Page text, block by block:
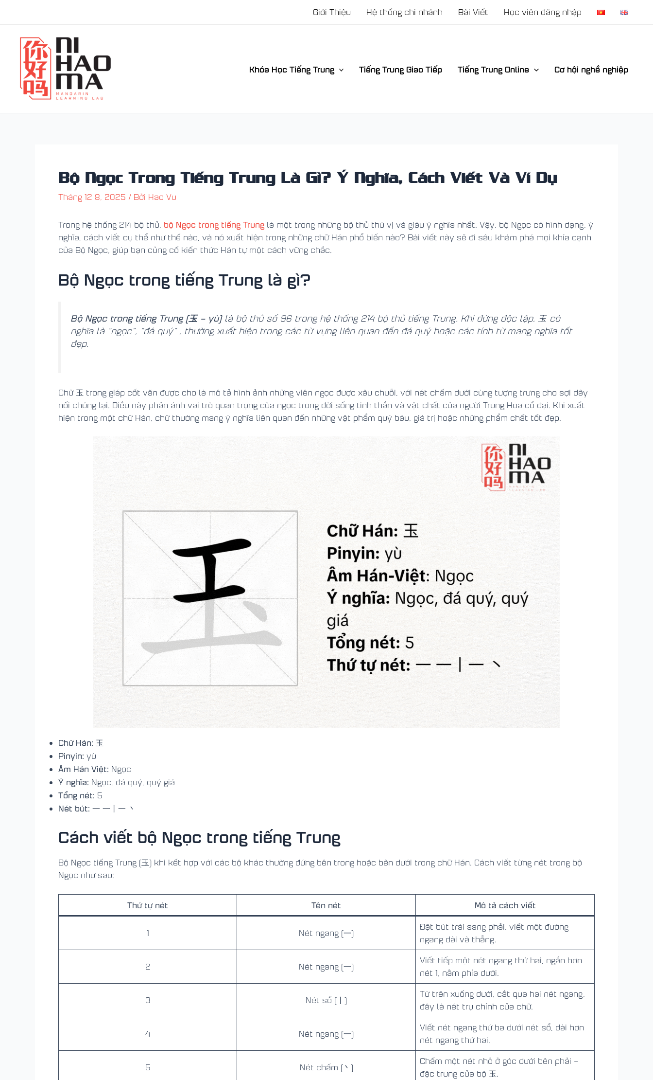
Giới Thiệu Hệ thống chi nhánh Bài Viết Học viên đăng nhập
Khóa Học Tiếng Trung Tiếng Trung Giao Tiếp Tiếng Trung Online Cơ hội nghề nghiệp
Bộ Ngọc Trong Tiếng Trung Là Gì? Ý Nghĩa, Cách Viết Và Ví Dụ
Tháng 12 8, 2025 / Bởi Hao Vu
Trong hệ thống 214 bộ thủ, bộ Ngọc trong tiếng Trung là một trong những bộ thủ thú vị và giàu ý nghĩa nhất. Vậy, bộ Ngọc có hình dạng, ý
nghĩa, cách viết cụ thể như thế nào, và nó xuất hiện trong những chữ Hán phổ biến nào? Bài viết này sẽ đi sâu khám phá mọi khía cạnh
của Bộ Ngọc, giúp bạn củng cố kiến thức Hán tự một cách vững chắc.
Bộ Ngọc trong tiếng Trung là gì?
Bộ Ngọc trong tiếng Trung (玉 – yù)là bộ thủ số 96 trong hệ thống 214 bộ thủ tiếng Trung. Khi đứng độc lập, 玉 có
nghĩa là “ngọc”, “đá quý” , thường xuất hiện trong các từ vựng liên quan đến đá quý hoặc các tính từ mang nghĩa tốt
đẹp.
Chữ 玉 trong giáp cốt văn được cho là mô tả hình ảnh những viên ngọc được xâu chuỗi, với nét chấm dưới cùng tượng trưng cho sợi dây
nối chúng lại. Điều này phản ánh vai trò quan trọng của ngọc trong đời sống tinh thần và vật chất của người Trung Hoa cổ đại. Khi xuất
hiện trong một chữ Hán, chữ thường mang ý nghĩa liên quan đến những vật phẩm quý báu, giá trị hoặc những phẩm chất tốt đẹp.
Chữ Hán: 玉
Pinyin: yù
Âm Hán Việt: Ngọc
Ý nghĩa: Ngọc, đá quý, quý giá
Tổng nét: 5
Nét bút: 一 一丨一 丶
Cách viết bộ Ngọc trong tiếng Trung
Bộ Ngọc tiếng Trung (玉) khi kết hợp với các bộ khác thường đứng bên trong hoặc bên dưới trong chữ Hán. Cách viết từng nét trong bộ
Ngọc như sau:
Thứ tự nét Tên nét Mô tả cách viết
1 Nét ngang (一)
Đặt bút trái sang phải, viết một đường
ngang dài và thẳng.
2 Nét ngang (一)
Viết tiếp một nét ngang thứ hai, ngắn hơn
nét 1, nằm phía dưới.
3 Nét sổ (丨)
Từ trên xuống dưới, cắt qua hai nét ngang,
đây là nét trụ chính của chữ.
4 Nét ngang (一)
Viết nét ngang thứ ba dưới nét sổ, dài hơn
nét ngang thứ hai.
5 Nét chấm (丶)
Chấm một nét nhỏ ở góc dưới bên phải –
đặc trưng của bộ 玉.
viết